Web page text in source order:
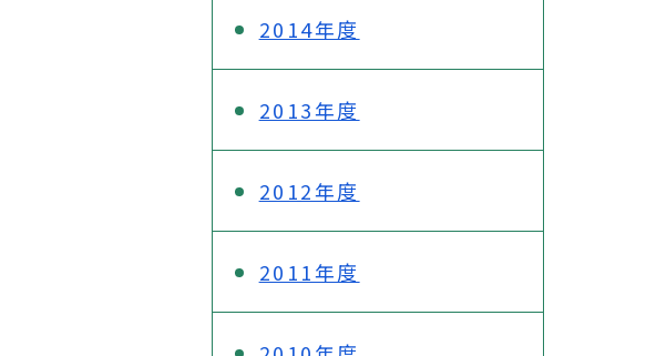
2014年度
2013年度
2012年度
2011年度